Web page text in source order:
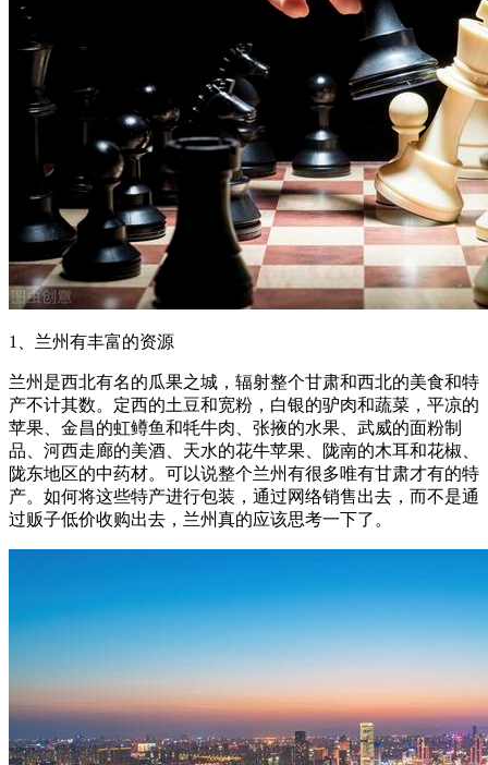
1、兰州有丰富的资源
兰州是西北有名的瓜果之城，辐射整个甘肃和西北的美食和特
产不计其数。定西的土豆和宽粉，白银的驴肉和蔬菜，平凉的
苹果、金昌的虹鳟鱼和牦牛肉、张掖的水果、武威的面粉制
品、河西走廊的美酒、天水的花牛苹果、陇南的木耳和花椒、
陇东地区的中药材。可以说整个兰州有很多唯有甘肃才有的特
产。如何将这些特产进行包装，通过网络销售出去，而不是通
过贩子低价收购出去，兰州真的应该思考一下了。